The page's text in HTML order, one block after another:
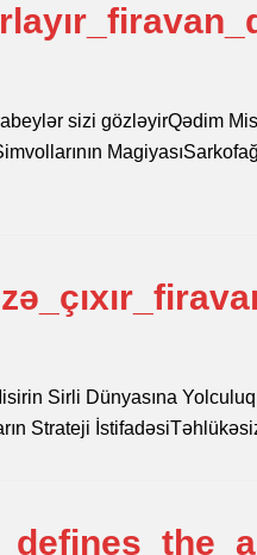
sizi gözləyirQədim
Sirli Dünyasına
Strateji